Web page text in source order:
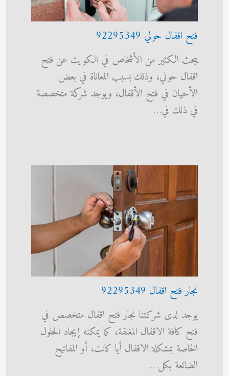
فتح اقفال حولي 92295349
يبحث الكثير من الأشخاص في الكويت عن فتح
اقفال حولي، وذلك بسبب المعاناة في بعض
الأحيان في فتح الأقفال، ويوجد شركة متخصصة
في ذلك في…
نجار فتح اقفال 92295349
يوجد لدى شركتنا نجار فتح اقفال متخصص في
فتح كافة الاقفال المغلقة، كما يمكنه إيجاد الحلول
الخاصة بمشكلة الاقفال أيا كانت، أو المفاتيح
الضائعة بكل…